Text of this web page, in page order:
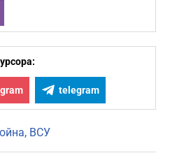
telegram
ВСУ